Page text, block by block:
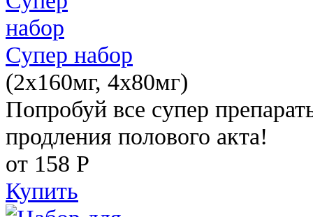
Супер набор
(2х160мг, 4х80мг)
Попробуй все супер
продления полового акта!
от 158 Р
Купить